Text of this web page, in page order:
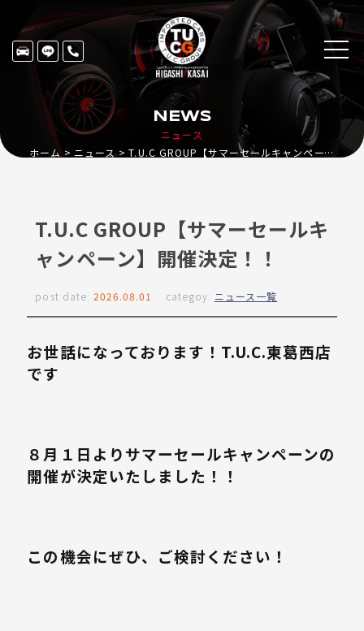
ニュース
NEWS
ホーム ニュース T.U.C GROUP【サマーセールキャンペーン】開催決定！！
T.U.C GROUP【サマーセールキ
ャンペーン】開催決定！！
post date: 2026.08.01 categoy: ニュース一覧
お世話になっております！T.U.C.東葛西店
です
８月１日よりサマーセールキャンペーンの
開催が決定いたしました！！
この機会にぜひ、ご検討ください！